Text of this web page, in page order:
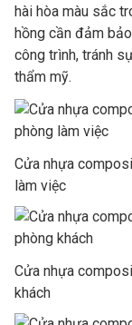
hài hòa màu sắc
hồng cần đảm
công trình, tránh
thẩm mỹ.
Cửa nhựa
làm việc
Cửa nhựa
khách